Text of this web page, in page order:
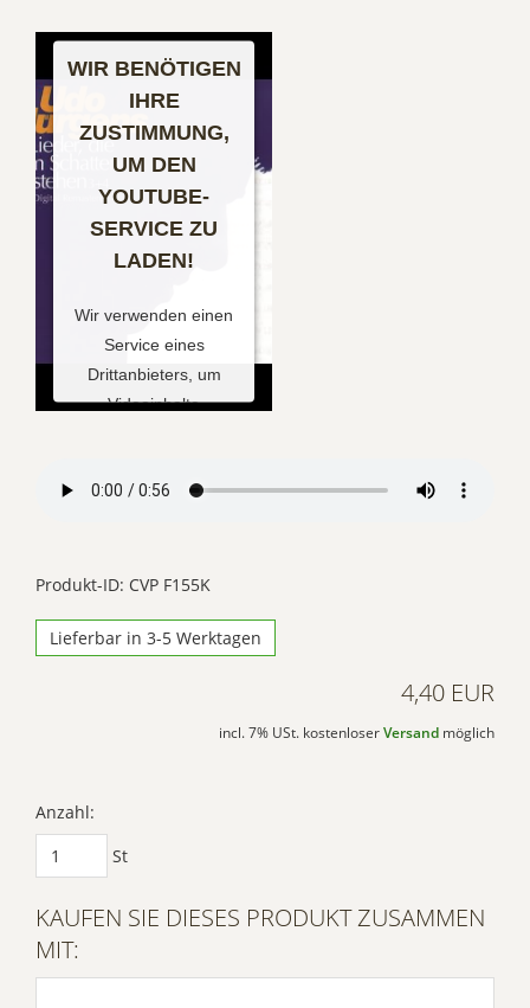
WIR BENÖTIGEN
IHRE
ZUSTIMMUNG,
UM DEN
YOUTUBE-
SERVICE ZU
LADEN!
Wir verwenden einen
Service eines
Drittanbieters, um
Videoinhalte
Ihren Aktivitäten
und stimmen Sie der
zu, um dieses Video
Powered by
Usercentrics Consent
Produkt-ID: CVP F155K
Lieferbar in 3-5 Werktagen
4,40 EUR
incl. 7% USt. kostenloser Versand möglich
Anzahl:
St
KAUFEN SIE DIESES PRODUKT ZUSAMMEN
MIT: